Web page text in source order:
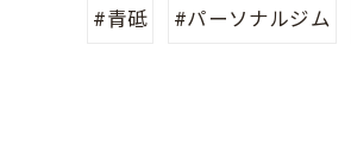
#青砥 #パーソナルジム